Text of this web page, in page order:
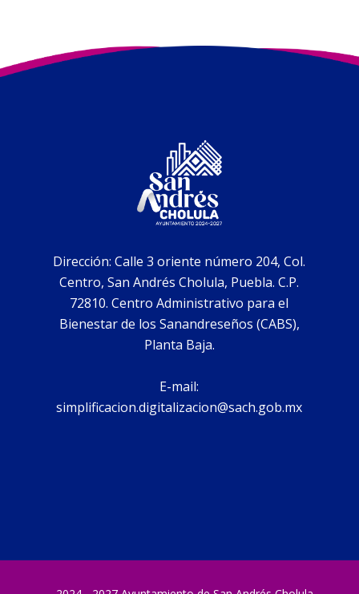
Dirección: Calle 3 oriente número 204, Col.
Centro, San Andrés Cholula, Puebla. C.P.
72810. Centro Administrativo para el
Bienestar de los Sanandreseños (CABS),
Planta Baja.
E-mail:
simplificacion.digitalizacion@sach.gob.mx